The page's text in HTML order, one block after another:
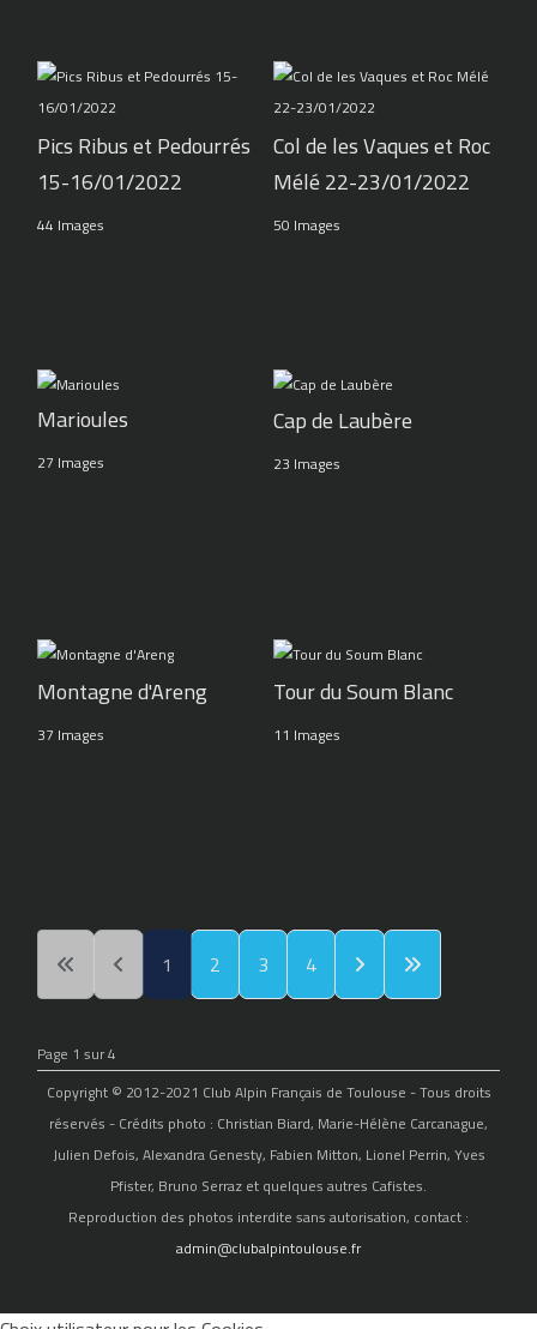
Pics Ribus et Pedourrés
15-16/01/2022
44 Images
Col de les Vaques et Roc
Mélé 22-23/01/2022
50 Images
Marioules
27 Images
Cap de Laubère
23 Images
Montagne d'Areng
37 Images
Tour du Soum Blanc
11 Images
1 2 3 4
Page 1 sur 4
Copyright © 2012-2021 Club Alpin Français de Toulouse - Tous droits
réservés - Crédits photo : Christian Biard, Marie-Hélène Carcanague,
Julien Defois, Alexandra Genesty, Fabien Mitton, Lionel Perrin, Yves
Pfister, Bruno Serraz et quelques autres Cafistes.
Reproduction des photos interdite sans autorisation, contact :
admin@clubalpintoulouse.fr